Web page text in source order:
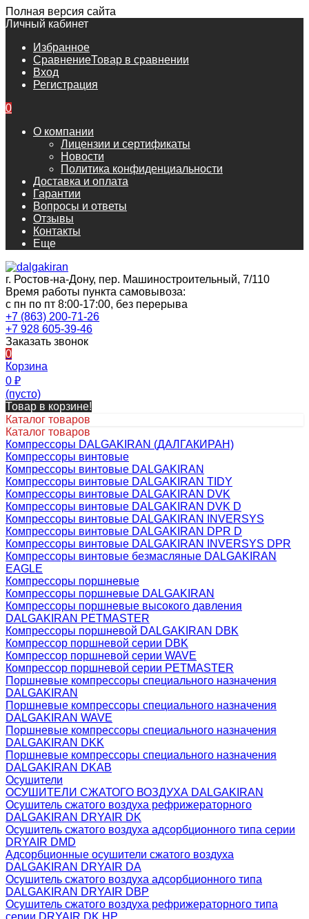
Полная версия сайта
Личный кабинет
Избранное
СравнениеТовар в сравнении
Вход
Регистрация
0
О компании
Лицензии и сертификаты
Новости
Политика конфиденциальности
Доставка и оплата
Гарантии
Вопросы и ответы
Отзывы
Контакты
Еще
г. Ростов-на-Дону, пер. Машиностроительный, 7/110
Время работы пункта самовывоза:
с пн по пт 8:00-17:00, без перерыва
+7 (863) 200-71-26
+7 928 605-39-46
Заказать звонок
0
Корзина
0 ₽
(пусто)
Товар в корзине!
Каталог товаров
Каталог товаров
Компрессоры DALGAKIRAN (ДАЛГАКИРАН)
Компрессоры винтовые
Компрессоры винтовые DALGAKIRAN
Компрессоры винтовые DALGAKIRAN TIDY
Компрессоры винтовые DALGAKIRAN DVK
Компрессоры винтовые DALGAKIRAN DVK D
Компрессоры винтовые DALGAKIRAN INVERSYS
Компрессоры винтовые DALGAKIRAN DPR D
Компрессоры винтовые DALGAKIRAN INVERSYS DPR
Компрессоры винтовые безмасляные DALGAKIRAN
EAGLE
Компрессоры поршневые
Компрессоры поршневые DALGAKIRAN
Компрессоры поршневые высокого давления
DALGAKIRAN PETMASTER
Компрессоры поршневой DALGAKIRAN DBK
Компрессор поршневой серии DBK
Компрессор поршневой серии WAVE
Компрессор поршневой серии PETMASTER
Поршневые компрессоры специального назначения
DALGAKIRAN
Поршневые компрессоры специального назначения
DALGAKIRAN WAVE
Поршневые компрессоры специального назначения
DALGAKIRAN DKK
Поршневые компрессоры специального назначения
DALGAKIRAN DKAB
Осушители
ОСУШИТЕЛИ СЖАТОГО ВОЗДУХА DALGAKIRAN
Осушитель сжатого воздуха рефрижераторного
DALGAKIRAN DRYAIR DK
Осушитель сжатого воздуха адсорбционного типа серии
DRYAIR DMD
Адсорбционные осушители сжатого воздуха
DALGAKIRAN DRYAIR DA
Осушитель сжатого воздуха адсорбционного типа
DALGAKIRAN DRYAIR DBP
Осушитель сжатого воздуха рефрижераторного типа
cерии DRYAIR DK HP